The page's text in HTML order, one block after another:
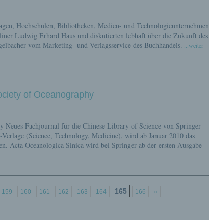
Hochschulen, Bibliotheken, Medien- und Technologieunternehmen
Ludwig Erhard Haus und diskutierten lebhaft über die Zukunft des
vom Marketing- und Verlagsservice des Buchhandels. ...weiter
of Oceanography
Neues Fachjournal für die Chinese Library of Science von Springer
(Science, Technology, Medicine), wird ab Januar 2010 das
Acta Oceanologica Sinica wird bei Springer ab der ersten Ausgabe
159 160 161 162 163 164 165 166 »